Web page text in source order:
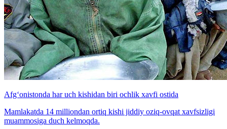
Afg‘onistonda har uch kishidan biri ochlik xavfi ostida
Mamlakatda 14 milliondan ortiq kishi jiddiy oziq-ovqat xavfsizligi
muammosiga duch kelmoqda.